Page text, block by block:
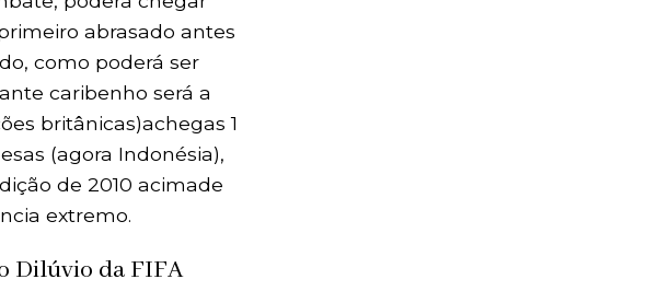
abrasado antes
como poderá ser
caribenho será a
britânicas)achegas 1
(agora Indonésia),
de 2010 acimade
extremo.
Dilúvio da FIFA